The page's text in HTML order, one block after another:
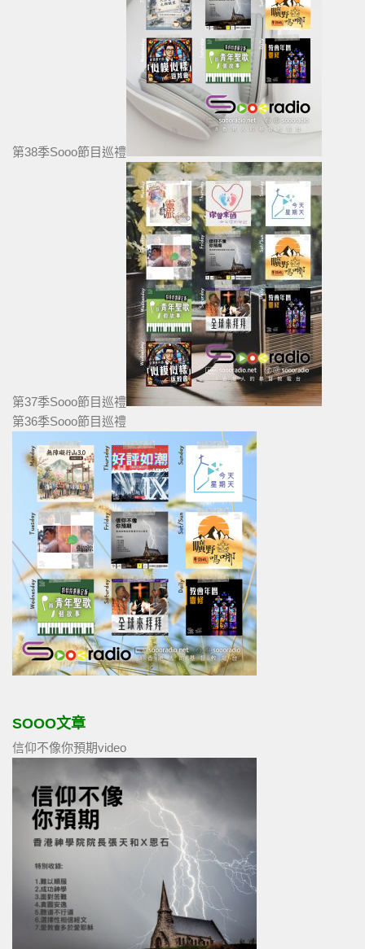
第38季Sooo節目巡禮
第37季Sooo節目巡禮
第36季Sooo節目巡禮
SOOO文章
信仰不像你預期video